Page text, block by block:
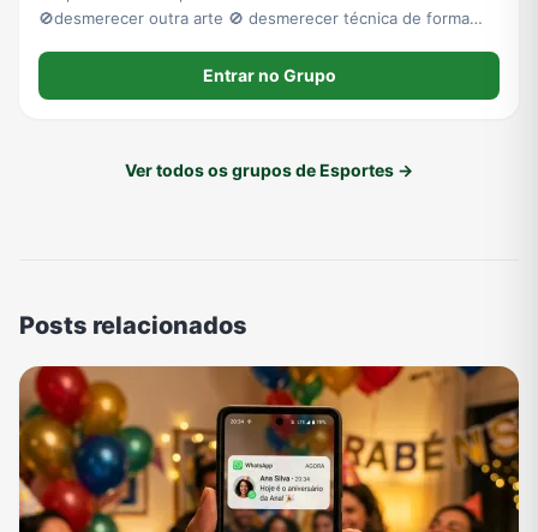
🚫desmerecer outra arte 🚫 desmerecer técnica de forma
Entrar no Grupo
Ver todos os grupos de Esportes →
Posts relacionados